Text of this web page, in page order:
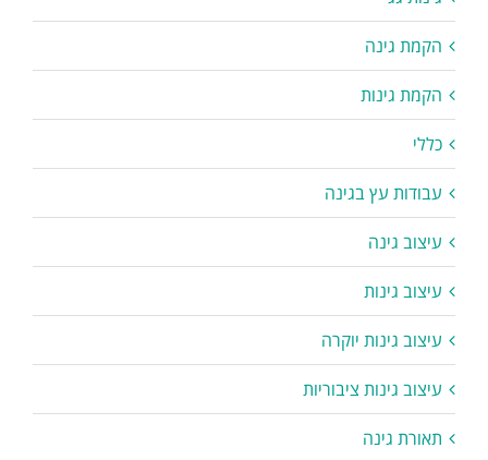
הקמת גינה
הקמת גינות
כללי
עבודות עץ בגינה
עיצוב גינה
עיצוב גינות
עיצוב גינות יוקרה
עיצוב גינות ציבוריות
תאורת גינה